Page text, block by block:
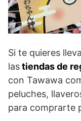
Si te quieres
lastiendas de
con Tawawa
peluches,
para comprarte